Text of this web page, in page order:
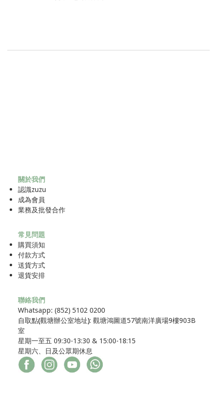
關於我們
認識zuzu
成為會員
業務及批發合作
常見問題
購買須知
付款方式
送貨方式
退貨安排
聯絡我們
Whatsapp: (852) 5102 0200
自取點(觀塘辦公室地址): 觀塘鴻圖道57號南洋廣場9樓903B
室
星期一至五 09:30-13:30 & 15:00-18:15
星期六、日及公眾期休息